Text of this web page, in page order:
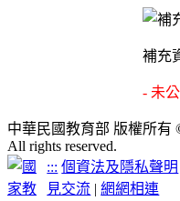
補充
- 未
中華民國教育部 版權所有
All rights reserved.
::: 個資法及隱私聲明
見交流 |網網相連